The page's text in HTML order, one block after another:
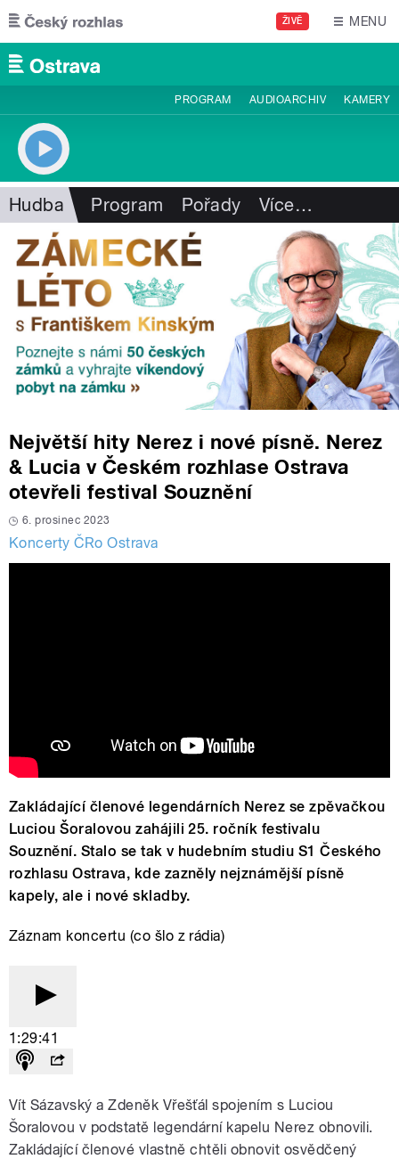
Přejít k hlavnímu obsahu
ŽIVĚ MENU
PROGRAM AUDIOARCHIV KAMERY
Hudba Program Pořady Více…
Největší hity Nerez i nové písně. Nerez
& Lucia v Českém rozhlase Ostrava
otevřeli festival Souznění
6. prosinec 2023
Koncerty ČRo Ostrava
Zakládající členové legendárních Nerez se zpěvačkou
Luciou Šoralovou zahájili 25. ročník festivalu
Souznění. Stalo se tak v hudebním studiu S1 Českého
rozhlasu Ostrava, kde zazněly nejznámější písně
kapely, ale i nové skladby.
Záznam koncertu (co šlo z rádia)
1:29:41
Vít Sázavský a Zdeněk Vřešťál spojením s Luciou
Šoralovou v podstatě legendární kapelu Nerez obnovili.
Zakládající členové vlastně chtěli obnovit osvědčený